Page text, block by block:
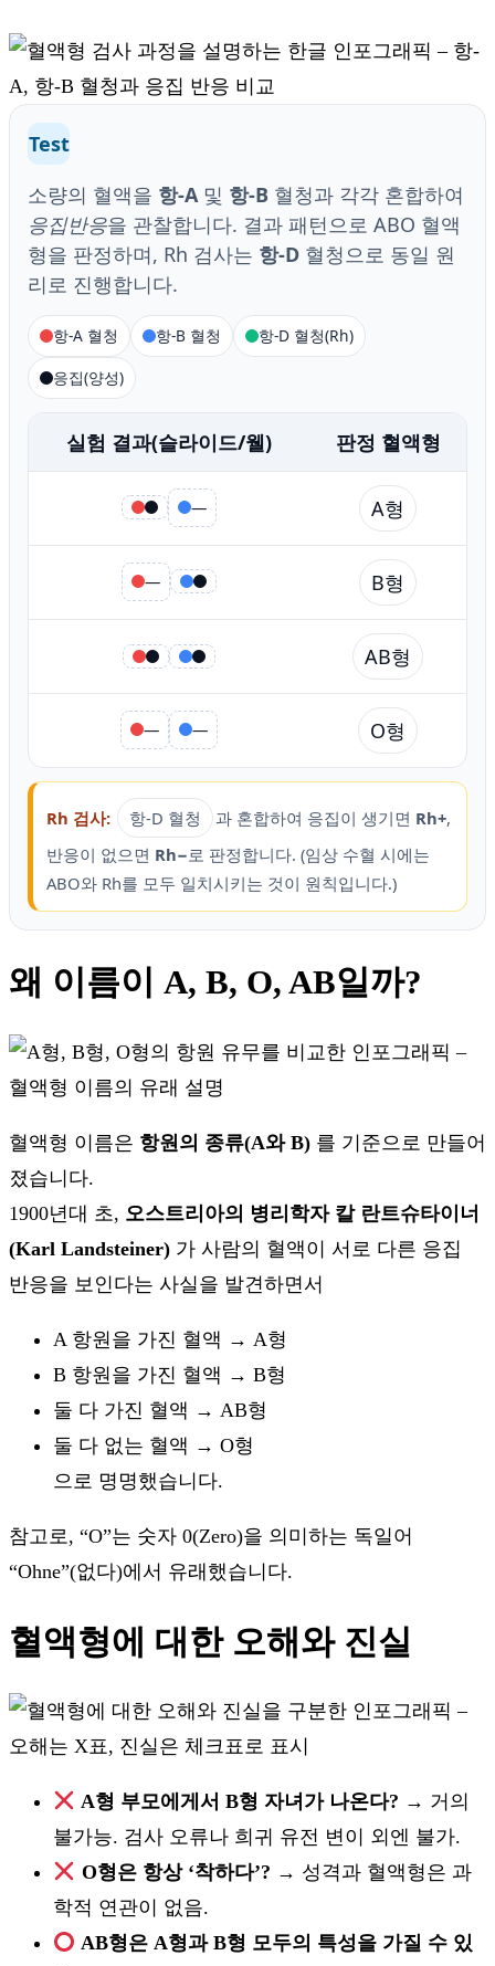
Test
소량의 혈액을 항-A 및 항-B 혈청과 각각 혼합하여
응집반응을 관찰합니다. 결과 패턴으로 ABO 혈액
형을 판정하며, Rh 검사는 항-D 혈청으로 동일 원
리로 진행합니다.
항-A 혈청 항-B 혈청
항-D 혈청(Rh)
응집(양성)
실험 결과(슬라이드/웰) 판정 혈액형
— A형
— B형
AB형
— — O형
Rh 검사: 항-D 혈청 과 혼합하여 응집이 생기면 Rh+,
반응이 없으면 Rh−로 판정합니다. (임상 수혈 시에는
ABO와 Rh를 모두 일치시키는 것이 원칙입니다.)
왜 이름이 A, B, O, AB일까?
혈액형 이름은 항원의 종류(A와 B) 를 기준으로 만들어
졌습니다.
1900년대 초, 오스트리아의 병리학자 칼 란트슈타이너
(Karl Landsteiner) 가 사람의 혈액이 서로 다른 응집
반응을 보인다는 사실을 발견하면서
A 항원을 가진 혈액 → A형
B 항원을 가진 혈액 → B형
둘 다 가진 혈액 → AB형
둘 다 없는 혈액 → O형
으로 명명했습니다.
참고로, “O”는 숫자 0(Zero)을 의미하는 독일어
“Ohne”(없다)에서 유래했습니다.
혈액형에 대한 오해와 진실
A형 부모에게서 B형 자녀가 나온다? → 거의
불가능. 검사 오류나 희귀 유전 변이 외엔 불가.
O형은 항상 ‘착하다’? → 성격과 혈액형은 과
학적 연관이 없음.
AB형은 A형과 B형 모두의 특성을 가질 수 있